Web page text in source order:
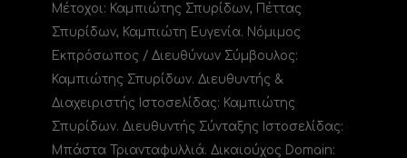
Μέτοχοι: Καμπιώτης Σπυρίδων, Πέττας
Σπυρίδων, Καμπιώτη Ευγενία. Νόμιμος
Εκπρόσωπος / Διευθύνων Σύμβουλος:
Καμπιώτης Σπυρίδων. Διευθυντής &
Διαχειριστής Ιστοσελίδας: Καμπιώτης
Σπυρίδων. Διευθυντής Σύνταξης Ιστοσελίδας:
Μπάστα Τριανταφυλλιά. Δικαιούχος Domain: